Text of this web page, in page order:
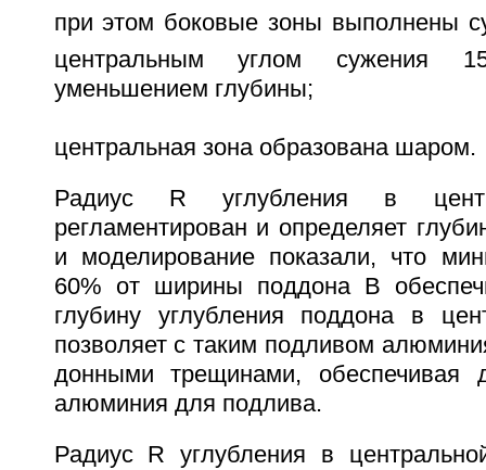
при этом боковые зоны выполнены
центральным углом сужения
уменьшением глубины;
центральная зона образована шаром.
Радиус R углубления в
регламентирован и определяет
и моделирование показали, что
60% от ширины поддона B
глубину углубления поддона в
позволяет с таким подливом
донными трещинами, обеспечивая
алюминия для подлива.
Радиус R углубления в